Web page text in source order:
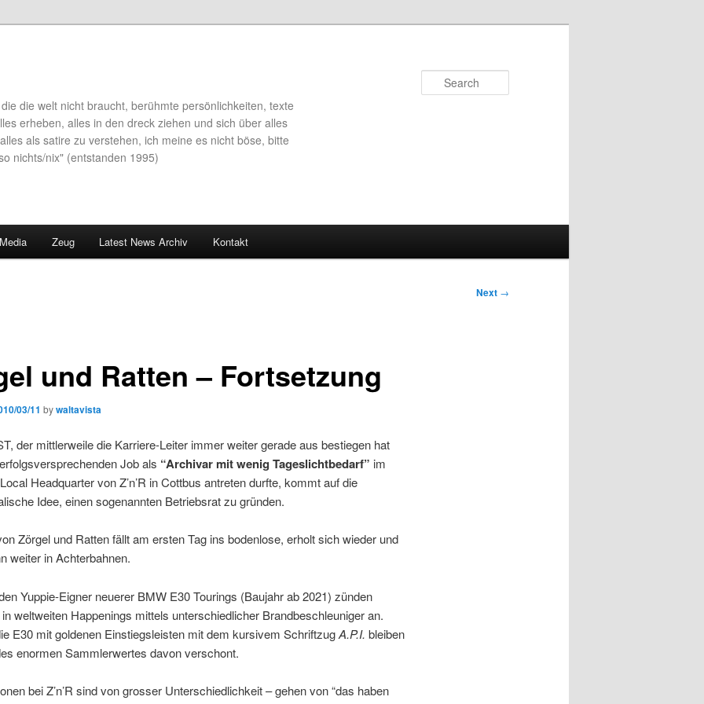
die welt nicht braucht, berühmte persönlichkeiten, texte
erheben, alles in den dreck ziehen und sich über alles
als satire zu verstehen, ich meine es nicht böse, bitte
nichts/nix" (entstanden 1995)
Zeug Latest News Archiv Kontakt
Next →
und Ratten – Fortsetzung
03/11 bywaltavista
der mittlerweile die Karriere-Leiter immer weiter gerade aus bestiegen hat
Job als “Archivar mit wenig Tageslichtbedarf” im
Headquarter von Z’n’R in Cottbus antreten durfte, kommt auf die
Idee, einen sogenannten Betriebsrat zu gründen.
Zörgel und Ratten fällt am ersten Tag ins bodenlose, erholt sich wieder und
weiter in Achterbahnen.
Yuppie-Eigner neuerer BMW E30 Tourings (Baujahr ab 2021) zünden
weltweiten Happenings mittels unterschiedlicher Brandbeschleuniger an.
E30 mit goldenen Einstiegsleisten mit dem kursivem SchriftzugA.P.I. bleiben
enormen Sammlerwertes davon verschont.
bei Z’n’R sind von grosser Unterschiedlichkeit – gehen von “das haben